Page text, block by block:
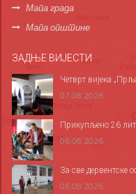
Мапа града
Мапа општине
ЗАДЊЕ ВИЈЕСТИ
Четврт вијека
07.08.2026
Прикупљено 26
06.08.2026
За све дервентске
06.08.2026